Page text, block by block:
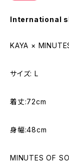
International
KAYA ×
サイズ: L
着丈:72cm
身幅:48cm
MINUTES OF